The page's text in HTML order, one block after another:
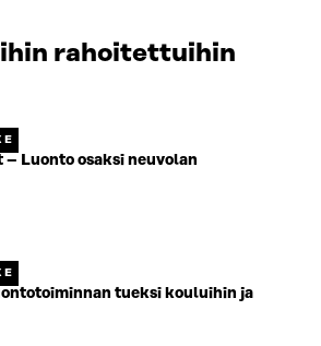
rahoitettuihin
– Luonto osaksi neuvolan
tueksi kouluihin ja